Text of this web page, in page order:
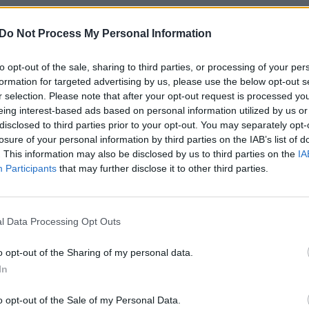
Do Not Process My Personal Information
opt-out of the sale, sharing to third parties, or processing of your
for targeted advertising by us, please use the below opt-out
selection. Please note that after your opt-out request is processed
interest-based ads based on personal information utilized by us
to third parties prior to your opt-out. You may separately
of your personal information by third parties on the IAB’s list of
This information may also be disclosed by us to third parties on the
Participants that may further disclose it to other third parties.
Data Processing Opt Outs
opt-out of the Sharing of my personal data.
opt-out of the Sale of my Personal Data.
operatyvinio vado pavaduotojas Hamletas
operaciją kitoje laboratorijoje konfiskuota 1 250
spaudimas
D. Trumpo administracijai, kuris
nebus kontroliuojama.
narkotikų kartelis
metamfetaminas tik Lrytas.TV
–
Liūdna vyresnio amžiaus dirbančiųjų